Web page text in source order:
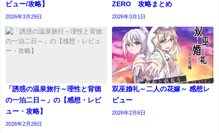
ビュー/攻略】
2026年3月29日
ZERO 攻略まとめ
2026年3月1日
「誘惑の温泉旅行～理性と背徳
の一泊二日～」の【感想・レビ
ュー・攻略】
2026年2月28日
双巫婚礼～二人の花嫁～ 感想レ
ビュー
2026年2月6日